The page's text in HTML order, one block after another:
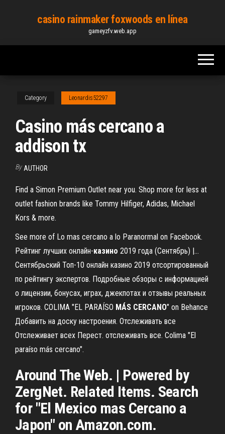
content
casino rainmaker foxwoods en línea
gameyzfv.web.app
Category Leonardis52297
Casino más cercano a
addison tx
By AUTHOR
Find a Simon Premium Outlet near you. Shop more for less at
outlet fashion brands like Tommy Hilfiger, Adidas, Michael
Kors & more.
See more of Lo mas cercano a lo Paranormal on Facebook.
Рейтинг лучших онлайн-казино 2019 года (Сентябрь) |…
Сентябрьский Топ-10 онлайн казино 2019 отсортированный
по рейтингу экспертов. Подробные обзоры с информацией
о лицензии, бонусах, играх, джекпотах и отзывы реальных
игроков. COLIMA "EL PARAÍSO MÁS CERCANO" on Behance
Добавить на доску настроения. Отслеживать все
Отслеживает всех Перест. отслеживать все. Colima "El
paraíso más cercano".
Around The Web. | Powered by
ZergNet. Related Items. Search
for "El Mexico mas Cercano a
Japon" on Amazon.com.